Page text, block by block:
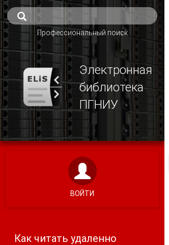
Профессиональный поиск
Электронная
библиотека
ПГНИУ
ВОЙТИ
Как читать удаленно